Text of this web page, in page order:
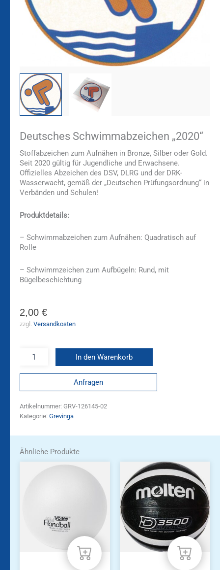
Deutsches Schwimmabzeichen „2020“
Stoffabzeichen zum Aufnähen in Bronze, Silber oder Gold.
Seit 2020 gültig für Jugendliche und Erwachsene.
Offizielles Abzeichen des DSV, DLRG und der DRK-
Wasserwacht, gemäß der „Deutschen Prüfungsordnung“ in
Verbänden und Schulen!
Produktdetails:
– Schwimmabzeichen zum Aufnähen: Quadratisch auf
Rolle
– Schwimmzeichen zum Aufbügeln: Rund, mit
Bügelbeschichtung
2,00 €
zzgl. Versandkosten
In den Warenkorb
Anfragen
Artikelnummer: GRV-126145-02
Kategorie: Grevinga
Ähnliche Produkte